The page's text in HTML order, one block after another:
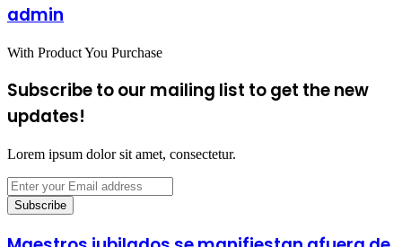
admin
With Product You Purchase
Subscribe to our mailing list to get the new
updates!
Lorem ipsum dolor sit amet, consectetur.
Enter
your
Email